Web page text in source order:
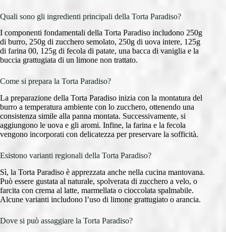
Quali sono gli ingredienti principali della Torta Paradiso?
I componenti fondamentali della Torta Paradiso includono 250g
di burro, 250g di zucchero semolato, 250g di uova intere, 125g
di farina 00, 125g di fecola di patate, una bacca di vaniglia e la
buccia grattugiata di un limone non trattato.
Come si prepara la Torta Paradiso?
La preparazione della Torta Paradiso inizia con la montatura del
burro a temperatura ambiente con lo zucchero, ottenendo una
consistenza simile alla panna montata. Successivamente, si
aggiungono le uova e gli aromi. Infine, la farina e la fecola
vengono incorporati con delicatezza per preservare la sofficità.
Esistono varianti regionali della Torta Paradiso?
Sì, la Torta Paradiso è apprezzata anche nella cucina mantovana.
Può essere gustata al naturale, spolverata di zucchero a velo, o
farcita con crema al latte, marmellata o cioccolata spalmabile.
Alcune varianti includono l’uso di limone grattugiato o arancia.
Dove si può assaggiare la Torta Paradiso?